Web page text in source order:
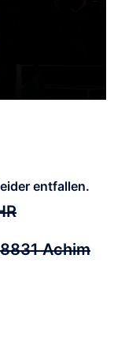
entfallen.
Achim